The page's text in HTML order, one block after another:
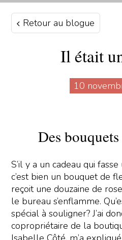
Retour au blogue
Il était
10
Des
S’il y a un cadeau qui
c’est bien un bouquet de
reçoit une douzaine de
le bureau s’enflamme.
spécial à souligner? J’ai
copropriétaire de la